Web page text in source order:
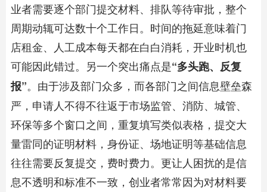
业者需要逐个部门提交材料、排队等待审批，整个
周期动辄可达数十个工作日。时间的拖延意味着门
店租金、人工成本每天都在白白消耗，开业时机也
可能因此错过。另一个突出痛点是“多头跑、反复
报”。由于涉及部门众多，而各部门之间信息壁垒森
严，申请人不得不往返于市场监管、消防、城管、
环保等多个窗口之间，重复填写类似表格，提交大
量雷同的证明材料，身份证、场地证明等基础信息
往往需要反复提交，费时费力。更让人困扰的是信
息不透明和标准不一致，创业者常常因为对材料要